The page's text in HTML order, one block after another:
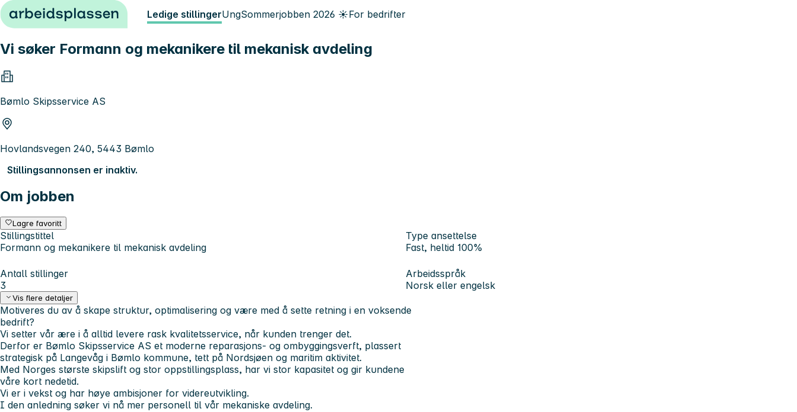
Hopp til innhold Ledige stillingerUngSommerjobben 2026 ☀️For bedrifter
Vi søker Formann og mekanikere til mekanisk avdeling
Bømlo Skipsservice AS
Hovlandsvegen 240, 5443 Bømlo
Stillingsannonsen er inaktiv.
Om jobben
Lagre favoritt
Stillingstittel
Formann og mekanikere til mekanisk avdeling
Type ansettelse
Fast, heltid 100%
Antall stillinger
3
Arbeidsspråk
Norsk eller engelsk
Vis flere detaljer
Motiveres du av å skape struktur, optimalisering og være med å sette retning i en voksende
bedrift?
Vi setter vår ære i å alltid levere rask kvalitetsservice, når kunden trenger det.
Derfor er Bømlo Skipsservice AS et moderne reparasjons- og ombyggingsverft, plassert
strategisk på Langevåg i Bømlo kommune, tett på Nordsjøen og maritim aktivitet.
Med Norges største skipslift og stor oppstillingsplass, har vi stor kapasitet og gir kundene
våre kort nedetid.
Vi er i vekst og har høye ambisjoner for videreutvikling.
I den anledning søker vi nå mer personell til vår mekaniske avdeling.